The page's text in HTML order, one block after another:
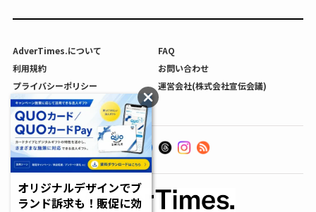
AdverTimes.について
FAQ
利用規約
お問い合わせ
プライバシーポリシー
運営会社(株式会社宣伝会議)
利用者情報の外部送信について
オリジナルデザインでブ
ランド訴求も！販促に効